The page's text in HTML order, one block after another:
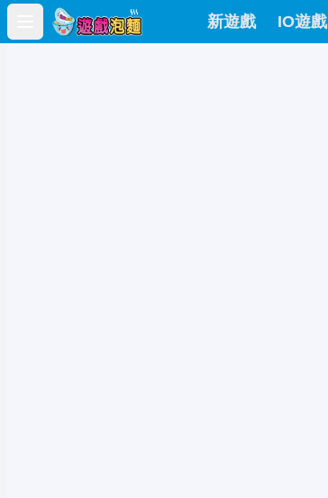
Open main menu
新遊戲 IO遊戲